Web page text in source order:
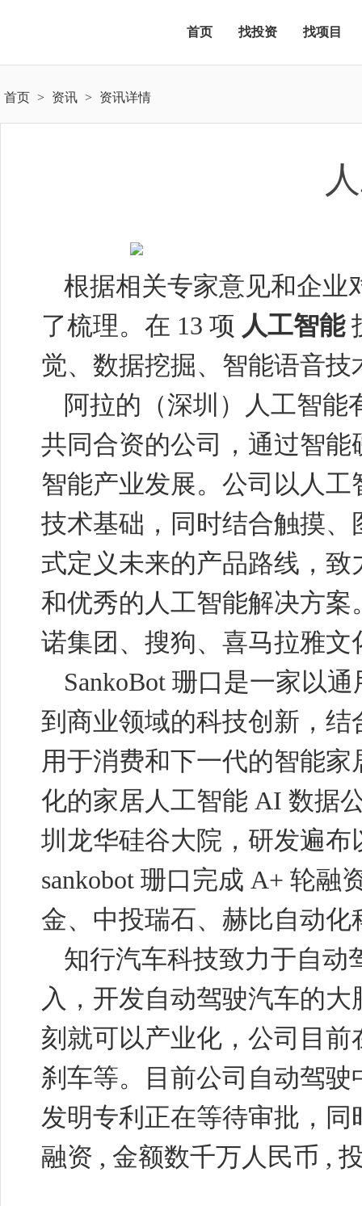
首页 找投资 找项目
首页 > 资讯 > 资讯详情
根据相关专家意见和企
了梳理。在 13 项 人工智能
觉、数据挖掘、智能语音
阿拉的（深圳）人工智
共同合资的公司，通过智
智能产业发展。公司以人
技术基础，同时结合触摸
式定义未来的产品路线，
和优秀的人工智能解决方
诺集团、搜狗、喜马拉雅文
SankoBot 珊口是一家以
到商业领域的科技创新，
用于消费和下一代的智能
化的家居人工智能 AI 数据
圳龙华硅谷大院，研发遍
sankobot 珊口完成 A+ 轮融
金、中投瑞石、赫比自动化
知行汽车科技致力于自动
入，开发自动驾驶汽车的
刻就可以产业化，公司目
刹车等。目前公司自动驾
发明专利正在等待审批，
融资 , 金额数千万人民币 ,